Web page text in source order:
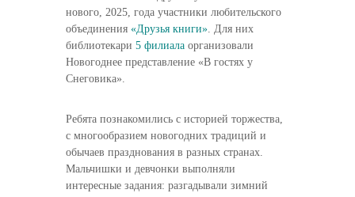
нового, 2025, года участники любительского
объединения«Друзья книги». Для них
библиотекари5 филиала организовали
Новогоднее представление «В гостях у
Снеговика».
Ребята познакомились с историей торжества,
с многообразием новогодних традиций и
обычаев празднования в разных странах.
Мальчишки и девчонки выполняли
интересные задания: разгадывали зимний